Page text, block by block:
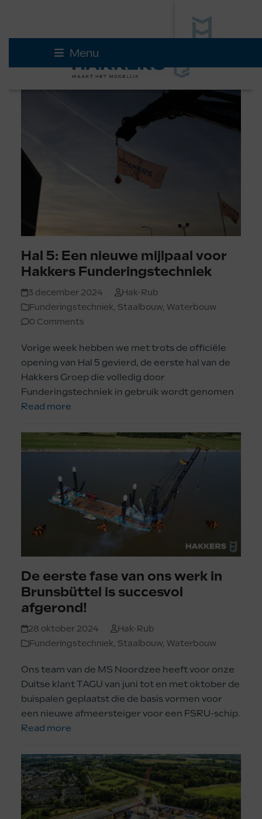
Menu
Hal 5: Een nieuwe mijlpaal voor
Hakkers Funderingstechniek
3 december 2024
Hak-Rub
Funderingstechniek, Staalbouw, Waterbouw
0 Comments
Vorige week hebben we met trots de officiële
opening van Hal 5 gevierd, de eerste hal van de
Hakkers Groep die volledig door
Funderingstechniek in gebruik wordt genomen
Read more
De eerste fase van ons werk in
Brunsbüttel is succesvol
afgerond!
28 oktober 2024
Hak-Rub
Funderingstechniek Staalbouw, Waterbouw
Ons team van de MS Noordzee heeft voor onze
Duitse klant TAGU van juni tot en met oktober de
buispalen geplaatst die de basis vormen voor
een nieuwe afmeersteiger voor een FSRU-schip.
Read more